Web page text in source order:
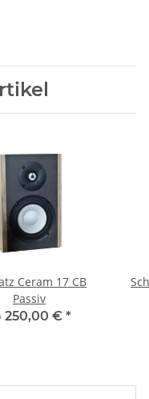
Ceram 17 CB
Passiv
250,00 € *